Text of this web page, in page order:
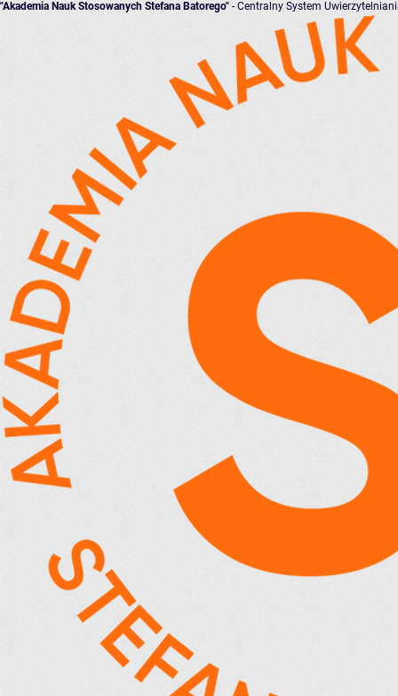
"Akademia Nauk Stosowanych Stefana Batorego" - Centralny System